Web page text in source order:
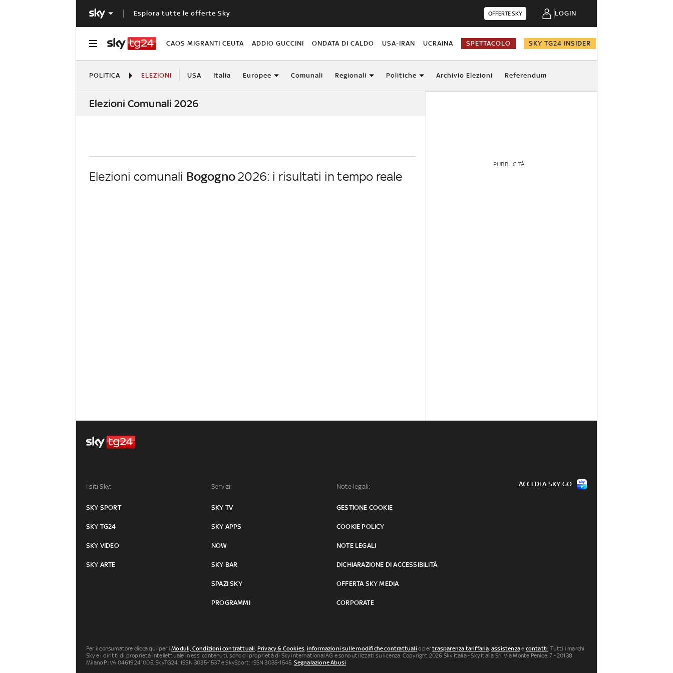
Esplora tutte le offerte Sky OFFERTE SKY LOGIN
CAOS MIGRANTI CEUTA ADDIO GUCCINI ONDATA DI CALDO USA-IRAN UCRAINA SPETTACOLO SKY TG24 INSIDER
POLITICA ELEZIONI USA Italia Europee Comunali Regionali Politiche Archivio Elezioni Referendum
Elezioni Comunali 2026
Elezioni comunali Bogogno2026: i risultati in tempo reale
PUBBLICITÀ
I siti Sky:
SKY SPORT
SKY TG24
SKY VIDEO
SKY ARTE
Servizi:
SKY TV
SKY APPS
NOW
SKY BAR
SPAZI SKY
PROGRAMMI
Note legali:
GESTIONE COOKIE
COOKIE POLICY
NOTE LEGALI
DICHIARAZIONE DI ACCESSIBILITÀ
OFFERTA SKY MEDIA
CORPORATE
ACCEDI A SKY GO
Per il consumatore clicca qui per iModuli, Condizioni contrattuali, Privacy & Cookies, informazioni sulle modifiche contrattuali o pertrasparenza tariffaria,assistenzae contatti. Tutti i marchi
Sky e i diritti di proprietà intellettuale in essi contenuti, sono di proprietà di Sky international AG e sono utilizzati su licenza. Copyright 2026 Sky Italia - Sky Italia Srl Via Monte Penice, 7 - 20138
Milano P.IVA 04619241005. SkyTG24: ISSN 3035-1537 e SkySport: ISSN 3035-1545. Segnalazione Abusi